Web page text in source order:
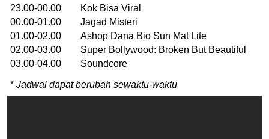
23.00-00.00 Kok Bisa Viral
00.00-01.00 Jagad Misteri
01.00-02.00 Ashop Dana Bio Sun Mat Lite
02.00-03.00 Super Bollywood: Broken But Beautiful
03.00-04.00 Soundcore
* Jadwal dapat berubah sewaktu-waktu